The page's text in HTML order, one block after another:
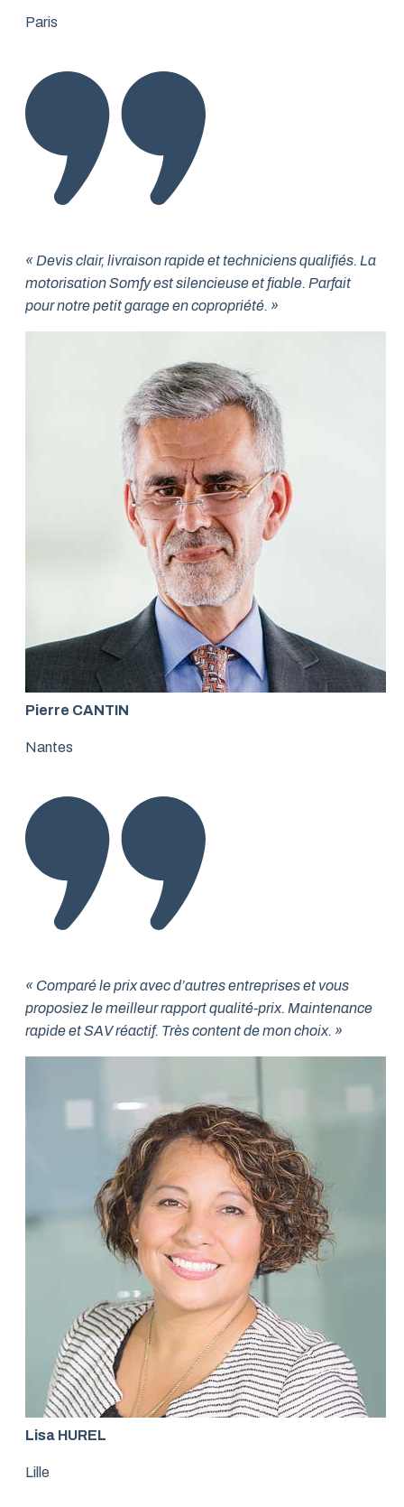
Paris
« Devis clair, livraison rapide et techniciens qualifiés. La
motorisation Somfy est silencieuse et fiable. Parfait
pour notre petit garage en copropriété. »
Pierre CANTIN
Nantes
« Comparé le prix avec d’autres entreprises et vous
proposiez le meilleur rapport qualité-prix. Maintenance
rapide et SAV réactif. Très content de mon choix. »
Lisa HUREL
Lille